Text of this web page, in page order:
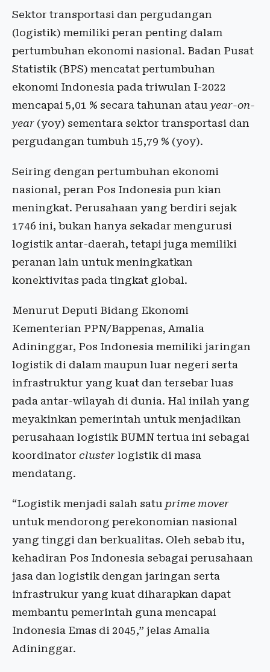
Sektor transportasi dan pergudangan
(logistik) memiliki peran penting dalam
pertumbuhan ekonomi nasional. Badan Pusat
Statistik (BPS) mencatat pertumbuhan
ekonomi Indonesia pada triwulan I-2022
mencapai 5,01 % secara tahunan atau year-on-
year (yoy) sementara sektor transportasi dan
pergudangan tumbuh 15,79 % (yoy).
Seiring dengan pertumbuhan ekonomi
nasional, peran Pos Indonesia pun kian
meningkat. Perusahaan yang berdiri sejak
1746 ini, bukan hanya sekadar mengurusi
logistik antar-daerah, tetapi juga memiliki
peranan lain untuk meningkatkan
konektivitas pada tingkat global.
Menurut Deputi Bidang Ekonomi
Kementerian PPN/Bappenas, Amalia
Adininggar, Pos Indonesia memiliki jaringan
logistik di dalam maupun luar negeri serta
infrastruktur yang kuat dan tersebar luas
pada antar-wilayah di dunia. Hal inilah yang
meyakinkan pemerintah untuk menjadikan
perusahaan logistik BUMN tertua ini sebagai
koordinator cluster logistik di masa
mendatang.
“Logistik menjadi salah satu prime mover
untuk mendorong perekonomian nasional
yang tinggi dan berkualitas. Oleh sebab itu,
kehadiran Pos Indonesia sebagai perusahaan
jasa dan logistik dengan jaringan serta
infrastrukur yang kuat diharapkan dapat
membantu pemerintah guna mencapai
Indonesia Emas di 2045,” jelas Amalia
Adininggar.